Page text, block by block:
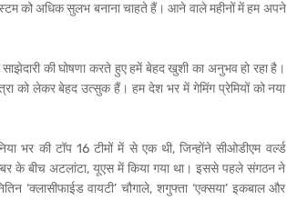
को अधिक सुलभ बनाना चाहते हैं। आने वाले महीनों में हम अपने
की घोषणा करते हुए हमें बेहद खुशी का अनुभव हो रहा है।
को लेकर बेहद उत्सुक हैं। हम देश भर में गेमिंग प्रेमियों को नया
भर की टॉप 16 टीमों में से एक थी, जिन्होंने सीओडीएम वर्ल्ड
के बीच अटलांटा, यूएस में किया गया था। इससे पहले संगठन ने
‘क्लासीफाईड वायटी’ चौगाले, शगुफ्ता ‘एक्सया’ इकबाल और